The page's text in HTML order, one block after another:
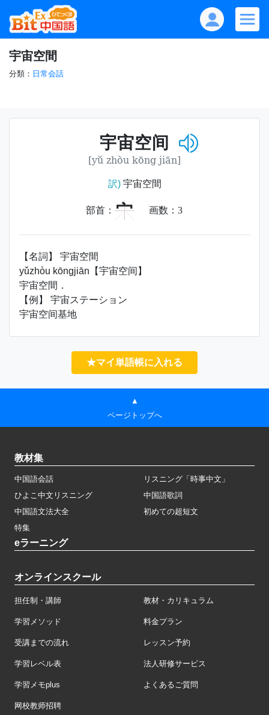
宇宙空間
分類： 日常会話
宇宙空间
[yǔ zhòu kōng jiān]
訳)宇宙空間
部首： 宀 画数： 3
【名詞】 宇宙空間
yǔzhòu kōngjiān【宇宙空间】
宇宙空間．
【例】 宇宙ステーション
宇宙空间基地
★マイ単語帳に入れる
▲
ページトップへ
教材集
中国語会話
リスニング「時事中文」
ひよこ中文リスニング
中国語歌詞
中国語文法大全
初めての超短文
特集
eラーニング
オンラインスクール
担任制・講師 教材・カリキュラム
学習メソッド 料金プラン
受講までの流れ レッスン予約
学習レベル表 法人研修サービス
学習メモplus よくあるご質問
网校教师招聘